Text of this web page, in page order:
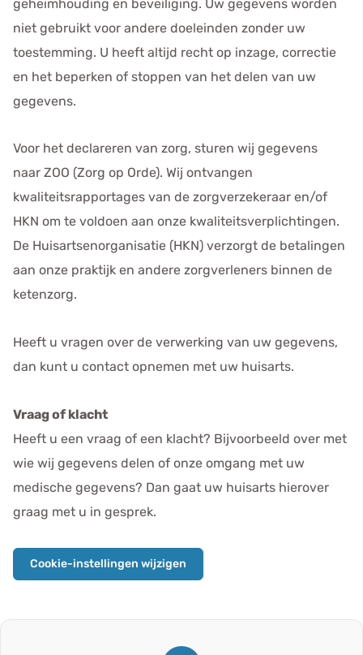
geheimhouding en beveiliging. Uw gegevens worden
niet gebruikt voor andere doeleinden zonder uw
toestemming. U heeft altijd recht op inzage, correctie
en het beperken of stoppen van het delen van uw
gegevens.
Voor het declareren van zorg, sturen wij gegevens
naar ZOO (Zorg op Orde). Wij ontvangen
kwaliteitsrapportages van de zorgverzekeraar en/of
HKN om te voldoen aan onze kwaliteitsverplichtingen.
De Huisartsenorganisatie (HKN) verzorgt de betalingen
aan onze praktijk en andere zorgverleners binnen de
ketenzorg.
Heeft u vragen over de verwerking van uw gegevens,
dan kunt u contact opnemen met uw huisarts.
Vraag of klacht
Heeft u een vraag of een klacht? Bijvoorbeeld over met
wie wij gegevens delen of onze omgang met uw
medische gegevens? Dan gaat uw huisarts hierover
graag met u in gesprek.
Cookie-instellingen wijzigen